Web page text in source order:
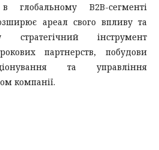
глобальному B2B-сегменті
ареал свого впливу та
стратегічний інструмент
партнерств, побудови
та управління
компанії.